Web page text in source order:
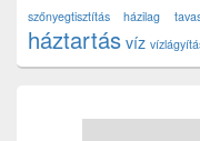
szőnyegtisztítás házilag
háztartás víz